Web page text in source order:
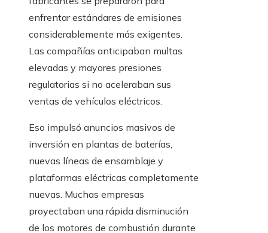
enfrentar estándares de emisiones
considerablemente más exigentes.
Las compañías anticipaban multas
elevadas y mayores presiones
regulatorias si no aceleraban sus
ventas de vehículos eléctricos.
Eso impulsó anuncios masivos de
inversión en plantas de baterías,
nuevas líneas de ensamblaje y
plataformas eléctricas completamente
nuevas. Muchas empresas
proyectaban una rápida disminución
de los motores de combustión durante